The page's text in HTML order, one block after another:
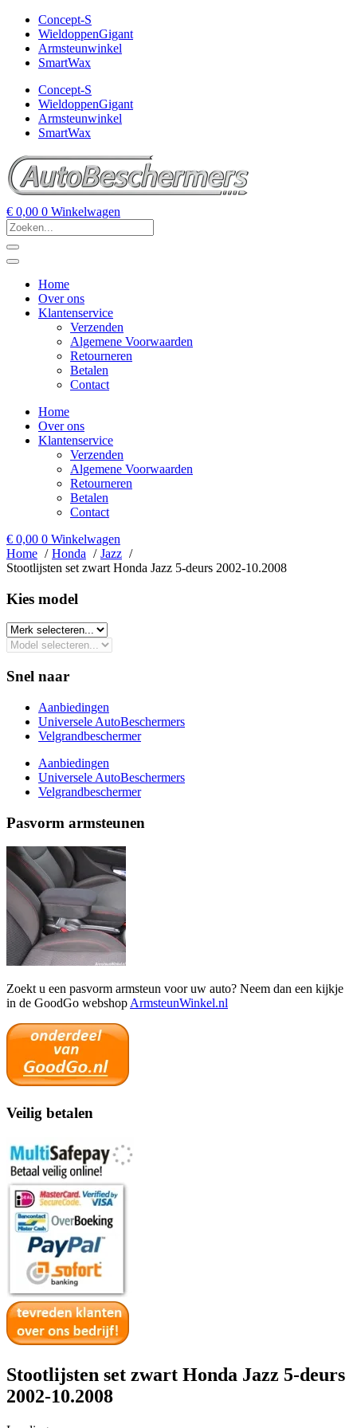
Concept-S
WieldoppenGigant
Armsteunwinkel
SmartWax
Concept-S
WieldoppenGigant
Armsteunwinkel
SmartWax
€ 0,00 0 Winkelwagen
Home
Over ons
Klantenservice
Verzenden
Algemene Voorwaarden
Retourneren
Betalen
Contact
Home
Over ons
Klantenservice
Verzenden
Algemene Voorwaarden
Retourneren
Betalen
Contact
€ 0,00 0 Winkelwagen
Home
Honda
Jazz
Stootlijsten set zwart Honda Jazz 5-deurs 2002-10.2008
Kies model​
Snel naar
Aanbiedingen
Universele AutoBeschermers
Velgrandbeschermer
Aanbiedingen
Universele AutoBeschermers
Velgrandbeschermer
Pasvorm armsteunen
Zoekt u een pasvorm armsteun voor uw auto? Neem dan een kijkje
in de GoodGo webshop ArmsteunWinkel.nl
Veilig betalen
Stootlijsten set zwart Honda Jazz 5-deurs
2002-10.2008